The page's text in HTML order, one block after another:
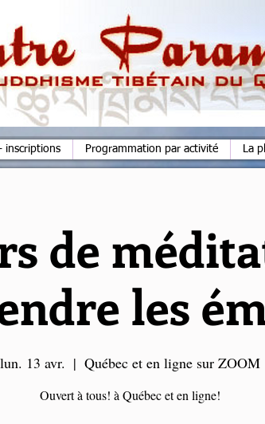
inscriptions Programmation par activité La
de
les
lun. 13 avr.
  |
Québec et en ligne sur ZOOM
Ouvert à tous! à Québec et en ligne!